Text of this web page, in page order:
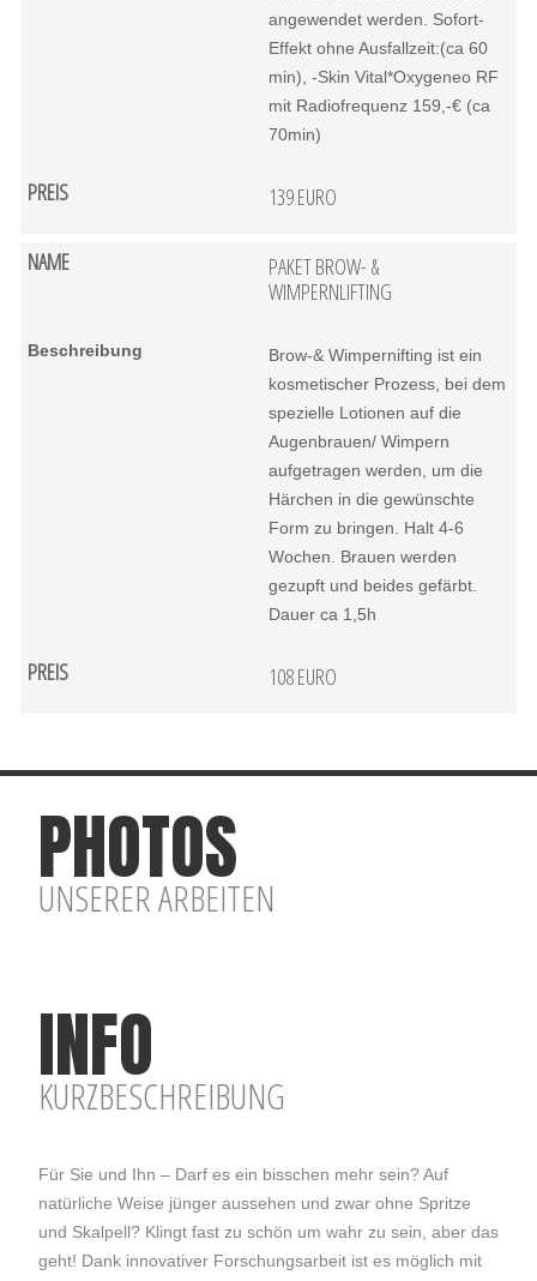
angewendet werden. Sofort-
Effekt ohne Ausfallzeit:(ca 60
min), -Skin Vital*Oxygeneo RF
mit Radiofrequenz 159,-€ (ca
70min)
139 EURO
PAKET BROW- &
WIMPERNLIFTING
Brow-& Wimpernifting ist ein
kosmetischer Prozess, bei dem
spezielle Lotionen auf die
Augenbrauen/ Wimpern
aufgetragen werden, um die
Härchen in die gewünschte
Form zu bringen. Halt 4-6
Wochen. Brauen werden
gezupft und beides gefärbt.
Dauer ca 1,5h
108 EURO
PHOTOS
UNSERER ARBEITEN
INFO
KURZBESCHREIBUNG
Für Sie und Ihn – Darf es ein bisschen mehr sein? Auf
natürliche Weise jünger aussehen und zwar ohne Spritze
und Skalpell? Klingt fast zu schön um wahr zu sein, aber das
geht! Dank innovativer Forschungsarbeit ist es möglich mit